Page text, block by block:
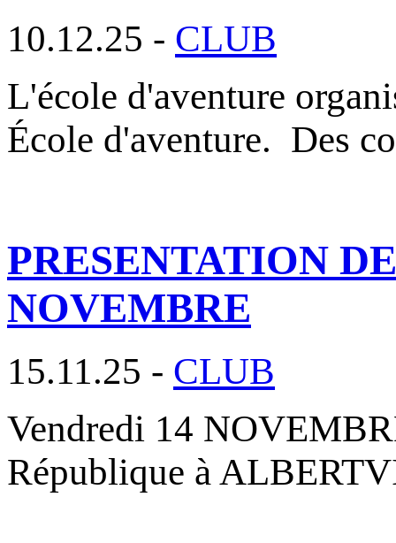
10.12.25 - CLUB
L'école d'aventure
École d'aventure. Des
PRESENTATION
NOVEMBRE
15.11.25 - CLUB
Vendredi 14
République à